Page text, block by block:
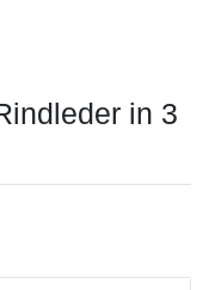
in 3